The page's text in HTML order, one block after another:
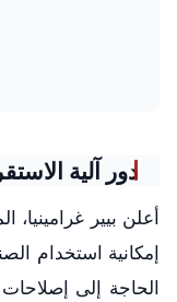
دور آلية
أعلن بيير غرامينيا،
إمكانية استخدام
الحاجة إلى